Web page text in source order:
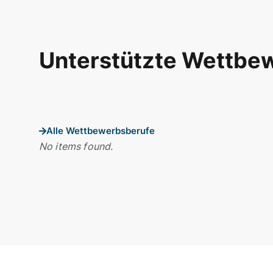
Unterstützte
Alle Wettbewerbsberufe
No items found.